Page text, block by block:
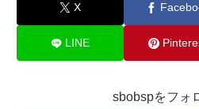
X
LINE
sbobspをフォ